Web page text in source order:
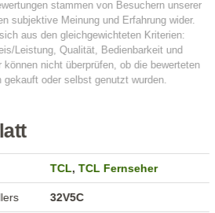
TCL,TCL Fernseher
32V5C